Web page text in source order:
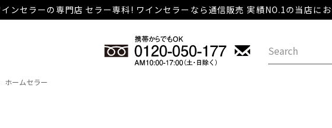
インセラーの専門店 セラー専科! ワインセラーなら通信販売 実績NO.1の当店に
ホームセラー